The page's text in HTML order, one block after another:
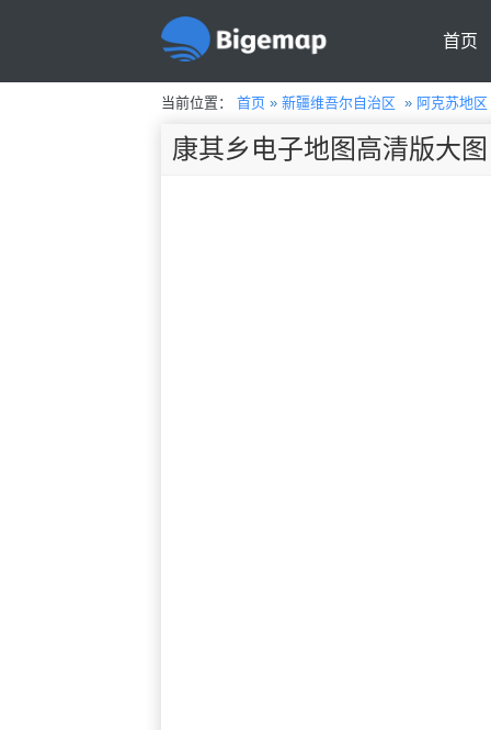
首页
当前位置： 首页» 新疆维吾尔自治区 » 阿克苏地区
康其乡电子地图高清版大图